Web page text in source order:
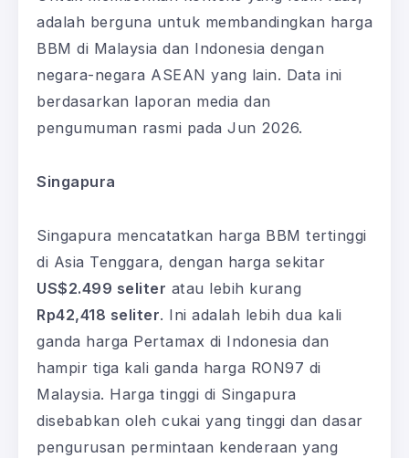
adalah berguna untuk membandingkan harga
BBM di Malaysia dan Indonesia dengan
negara-negara ASEAN yang lain. Data ini
berdasarkan laporan media dan
pengumuman rasmi pada Jun 2026.
Singapura
Singapura mencatatkan harga BBM tertinggi
di Asia Tenggara, dengan harga sekitar
US$2.499 seliter atau lebih kurang
Rp42,418 seliter. Ini adalah lebih dua kali
ganda harga Pertamax di Indonesia dan
hampir tiga kali ganda harga RON97 di
Malaysia. Harga tinggi di Singapura
disebabkan oleh cukai yang tinggi dan dasar
pengurusan permintaan kenderaan yang